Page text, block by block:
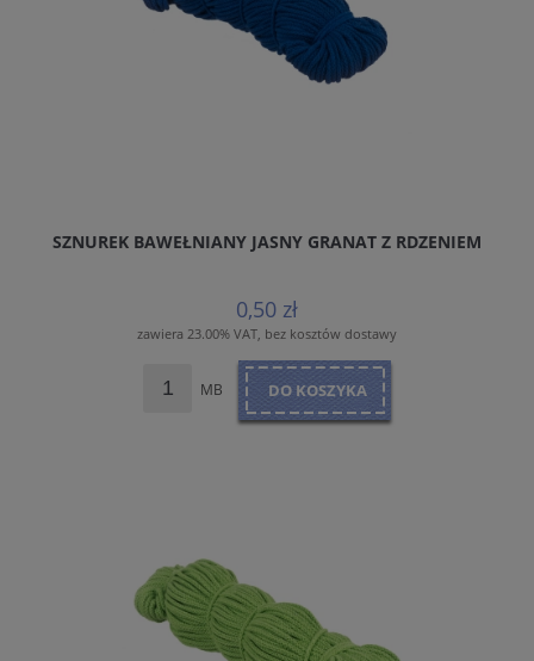
SZNUREK BAWEŁNIANY JASNY GRANAT Z RDZENIEM
0,50 zł
zawiera 23.00% VAT, bez kosztów dostawy
MB DO KOSZYKA